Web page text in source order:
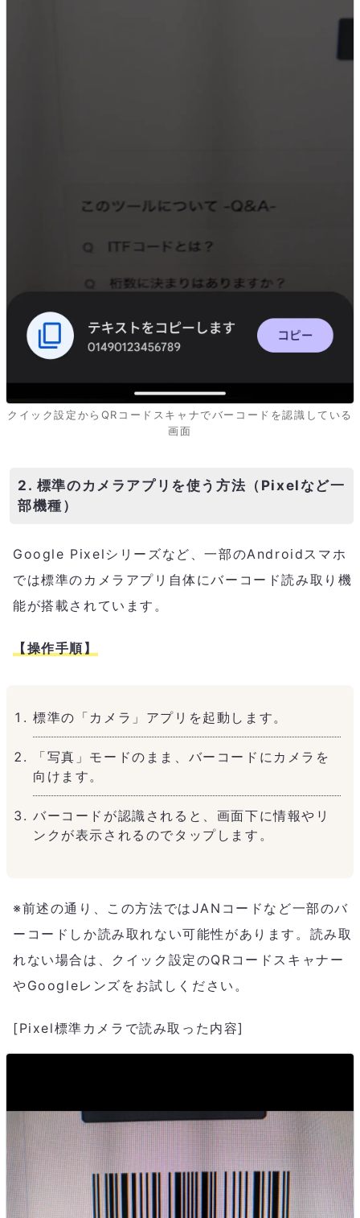
クイック設定からQRコードスキャナでバーコードを認識している
画面
2. 標準のカメラアプリを使う方法（Pixelなど一
部機種）
Google Pixelシリーズなど、一部のAndroidスマホ
では標準のカメラアプリ自体にバーコード読み取り機
能が搭載されています。
【操作手順】
標準の「カメラ」アプリを起動します。
「写真」モードのまま、バーコードにカメラを
向けます。
バーコードが認識されると、画面下に情報やリ
ンクが表示されるのでタップします。
※前述の通り、この方法ではJANコードなど一部のバ
ーコードしか読み取れない可能性があります。読み取
れない場合は、クイック設定のQRコードスキャナー
やGoogleレンズをお試しください。
[Pixel標準カメラで読み取った内容]